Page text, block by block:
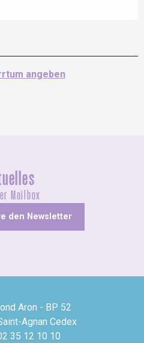
angeben
Mailbox
den Newsletter
Aron - BP 52
Agnan Cedex
35 12 10 10